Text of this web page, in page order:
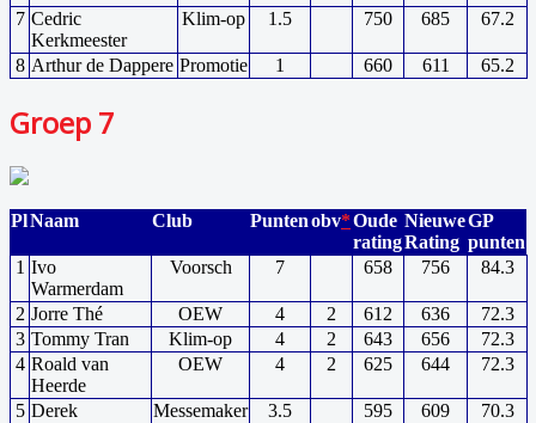
7 Cedric
Kerkmeester
Klim-op 1.5 750 685 67.2
8 Arthur de Dappere Promotie 1 660 611 65.2
Groep 7
PlNaam Club Puntenobv*Oude
rating
Nieuwe
Rating
GP
punten
1 Ivo
Warmerdam
Voorsch 7 658 756 84.3
2 Jorre Thé OEW 4 2 612 636
72.3
3 Tommy Tran Klim-op 4 2 643 656
72.3
4 Roald van
Heerde
OEW 4 2 625 644 72.3
5 Derek
Messemaker 3.5 595 609 70.3